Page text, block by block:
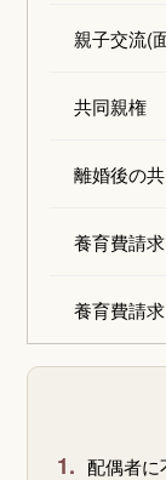
親子交流(
共同親権
離婚後の
養育費請
養育費請
1. 配偶者に